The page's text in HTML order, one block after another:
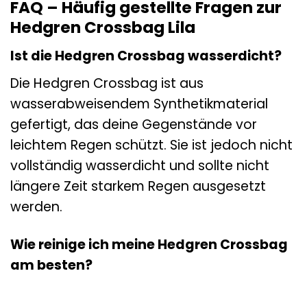
FAQ – Häufig gestellte Fragen zur
Hedgren Crossbag Lila
Ist die Hedgren Crossbag wasserdicht?
Die Hedgren Crossbag ist aus
wasserabweisendem Synthetikmaterial
gefertigt, das deine Gegenstände vor
leichtem Regen schützt. Sie ist jedoch nicht
vollständig wasserdicht und sollte nicht
längere Zeit starkem Regen ausgesetzt
werden.
Wie reinige ich meine Hedgren Crossbag
am besten?